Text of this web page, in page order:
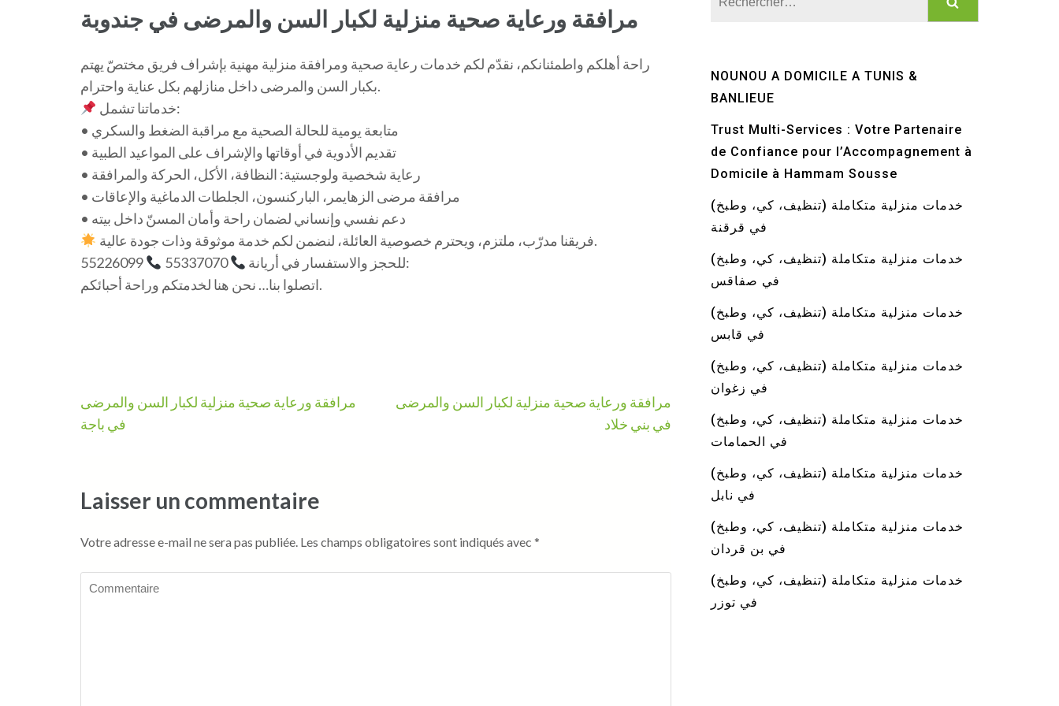
مرافقة ورعاية صحية منزلية لكبار السن والمرضى في جندوبة
راحة أهلكم واطمئنانكم، نقدّم لكم خدمات رعاية صحية ومرافقة منزلية مهنية بإشراف فريق مختصّ يهتم
بكبار السن والمرضى داخل منازلهم بكل عناية واحترام.
خدماتنا تشمل:
• متابعة يومية للحالة الصحية مع مراقبة الضغط والسكري
• تقديم الأدوية في أوقاتها والإشراف على المواعيد الطبية
• رعاية شخصية ولوجستية: النظافة، الأكل، الحركة والمرافقة
• مرافقة مرضى الزهايمر، الباركنسون، الجلطات الدماغية والإعاقات
• دعم نفسي وإنساني لضمان راحة وأمان المسنّ داخل بيته
فريقنا مدرّب، ملتزم، ويحترم خصوصية العائلة، لنضمن لكم خدمة موثوقة وذات جودة عالية.
55226099
55337070
للحجز والاستفسار في أريانة:
اتصلوا بنا… نحن هنا لخدمتكم وراحة أحبائكم.
Navigation
de
مرافقة ورعاية صحية منزلية لكبار السن والمرضى
في باجة
مرافقة ورعاية صحية منزلية لكبار السن والمرضى
في بني خلاد
Laisser un commentaire
Votre adresse e-mail ne sera pas publiée. Les champs obligatoires sont indiqués avec *
Commentaire
NOUNOU A DOMICILE A TUNIS &
BANLIEUE
Trust Multi-Services : Votre Partenaire
de Confiance pour l’Accompagnement à
Domicile à Hammam Sousse
خدمات منزلية متكاملة (تنظيف، كي، وطبخ)
في قرقنة
خدمات منزلية متكاملة (تنظيف، كي، وطبخ)
في صفاقس
خدمات منزلية متكاملة (تنظيف، كي، وطبخ)
في قابس
خدمات منزلية متكاملة (تنظيف، كي، وطبخ)
في زغوان
خدمات منزلية متكاملة (تنظيف، كي، وطبخ)
في الحمامات
خدمات منزلية متكاملة (تنظيف، كي، وطبخ)
في نابل
خدمات منزلية متكاملة (تنظيف، كي، وطبخ)
في بن قردان
خدمات منزلية متكاملة (تنظيف، كي، وطبخ)
في توزر